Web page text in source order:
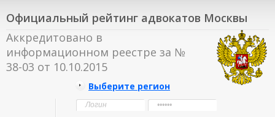
Официальный рейтинг адвокатов Москвы
Аккредитовано в
информационном реестре за №
38-03 от 10.10.2015
Выберите регион